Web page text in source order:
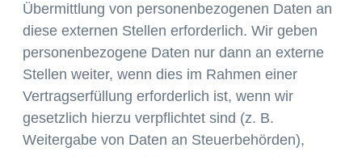
Übermittlung von personenbezogenen Daten an
diese externen Stellen erforderlich. Wir geben
personenbezogene Daten nur dann an externe
Stellen weiter, wenn dies im Rahmen einer
Vertragserfüllung erforderlich ist, wenn wir
gesetzlich hierzu verpflichtet sind (z. B.
Weitergabe von Daten an Steuerbehörden),